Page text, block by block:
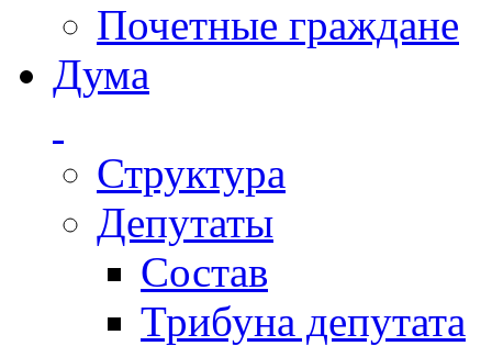
Почетные граждане
Дума
Структура
Депутаты
Состав
Трибуна депутата